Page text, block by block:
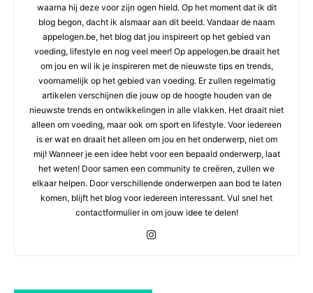
waarna hij deze voor zijn ogen hield. Op het moment dat ik dit
blog begon, dacht ik alsmaar aan dit beeld. Vandaar de naam
appelogen.be, het blog dat jou inspireert op het gebied van
voeding, lifestyle en nog veel meer! Op appelogen.be draait het
om jou en wil ik je inspireren met de nieuwste tips en trends,
voornamelijk op het gebied van voeding. Er zullen regelmatig
artikelen verschijnen die jouw op de hoogte houden van de
nieuwste trends en ontwikkelingen in alle vlakken. Het draait niet
alleen om voeding, maar ook om sport en lifestyle. Voor iedereen
is er wat en draait het alleen om jou en het onderwerp, niet om
mij! Wanneer je een idee hebt voor een bepaald onderwerp, laat
het weten! Door samen een community te creëren, zullen we
elkaar helpen. Door verschillende onderwerpen aan bod te laten
komen, blijft het blog voor iedereen interessant. Vul snel het
contactformulier in om jouw idee te delen!